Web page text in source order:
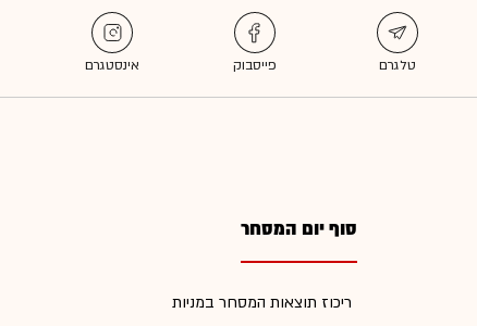
סוף יום המסחר
ריכוז תוצאות המסחר במניות